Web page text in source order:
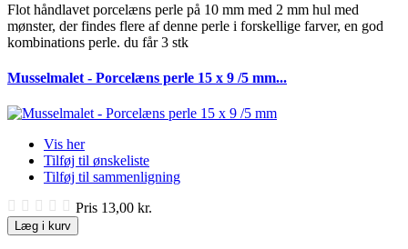
Flot håndlavet porcelæns perle på 10 mm med 2 mm hul med
mønster, der findes flere af denne perle i forskellige farver, en god
kombinations perle. du får 3 stk
Musselmalet - Porcelæns perle 15 x 9 /5 mm...
Vis her
Tilføj til ønskeliste
Tilføj til sammenligning
Pris 13,00 kr.
Læg i kurv